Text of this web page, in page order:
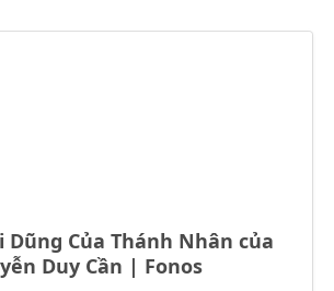
Dũng Của Thánh Nhân của
Duy Cần | Fonos